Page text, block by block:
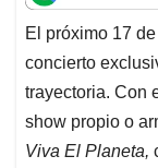
t
s
A
p
p
e
b
o
o
k
El próximo 17
concierto
trayectoria. Con
show propio o
Viva El Planeta,